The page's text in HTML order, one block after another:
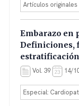
Artículos
Embarazo en
Definiciones,
Vol. 39 14/
Especial: